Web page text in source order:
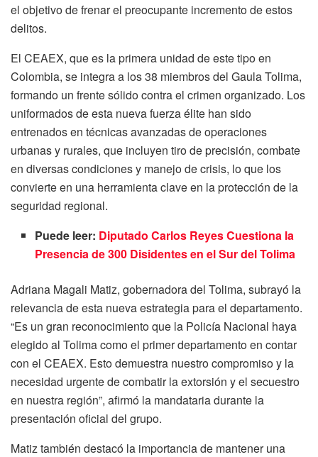
el objetivo de frenar el preocupante incremento de estos
delitos.
El CEAEX, que es la primera unidad de este tipo en
Colombia, se integra a los 38 miembros del Gaula Tolima,
formando un frente sólido contra el crimen organizado. Los
uniformados de esta nueva fuerza élite han sido
entrenados en técnicas avanzadas de operaciones
urbanas y rurales, que incluyen tiro de precisión, combate
en diversas condiciones y manejo de crisis, lo que los
convierte en una herramienta clave en la protección de la
seguridad regional.
Puede leer: Diputado Carlos Reyes Cuestiona la
Presencia de 300 Disidentes en el Sur del Tolima
Adriana Magali Matiz, gobernadora del Tolima, subrayó la
relevancia de esta nueva estrategia para el departamento.
“Es un gran reconocimiento que la Policía Nacional haya
elegido al Tolima como el primer departamento en contar
con el CEAEX. Esto demuestra nuestro compromiso y la
necesidad urgente de combatir la extorsión y el secuestro
en nuestra región”, afirmó la mandataria durante la
presentación oficial del grupo.
Matiz también destacó la importancia de mantener una